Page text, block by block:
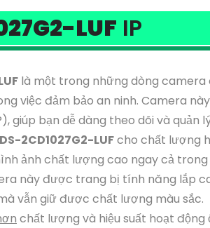
LUF IP
là một trong những dòng camera
việc đảm bảo an ninh. Camera
giúp bạn dễ dàng theo dõi và quản
DS-2CD1027G2-LUFcho chất lượng
ảnh chất lượng cao ngay cả trong
này được trang bị tính năng lắp
vẫn giữ được chất lượng màu sắc.
chất lượng và hiệu suất hoạt động